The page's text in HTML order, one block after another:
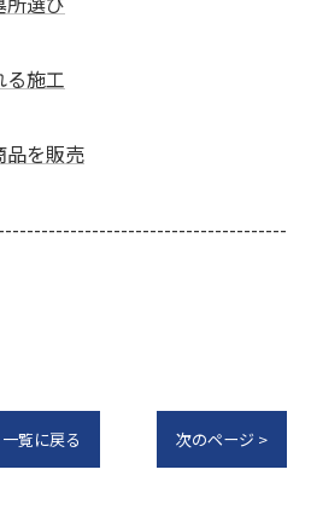
る施工
品を販売
一覧に戻る 次のページ >